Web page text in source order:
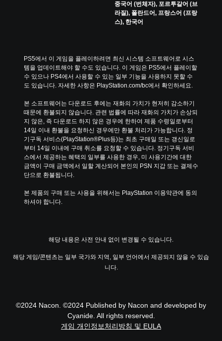
중국어 (번체자), 포르투갈어 (브
라질), 폴란드어, 프랑스어 (프랑
스), 한국어
PS5에서 이 게임을 플레이하려면 최신 시스템 소프트웨어로 시스
템을 업데이트해야 할 수도 있습니다. 이 게임은 PS5에서 플레이할
수 있으나 PS4에서 사용할 수 있는 일부 기능을 사용하지 못할 수
도 있습니다. 자세한 사항은 PlayStation.com/bc에서 확인하세요.
본 소프트웨어는 다운로드 후에는 재화의 가치가 현저히 감소하기
때문에 환불되지 않습니다. 관련 법률에 따라 재화의 가치가 손상되
지 않은, 즉 다운로드 하지 않은 경우에 한하여 제품 수령일로부터
14일 이내 환불을 요청하신 경우에만 환불 처리가 가능합니다. 정
기구독 서비스(PlayStation®Plus등)는 최초 구매일 또는 갱신일로
부터 14일 이내에 구매 취소를 요청할 수 있습니다. 정기구독 서비
스에서 제공하는 혜택의 일부를 사용한 경우, 미 사용기간에 대한
금액이 구매 금액에서 일할 계산되어 본인의 PSN 지갑 또는 결제수
단으로 환불됩니다.
본 제품의 구매 또는 사용을 위해서는 PlayStation 이용약관에 동의
하셔야 합니다.
해당 내용은 사전 안내 없이 변경될 수 있습니다.
해당 게임/콘텐츠는 일부 국가와 지역, 일부 언어에서 제공되지 않을 수 있습
니다.
©2024 Nacon. ©2024 Published by Nacon and developed by
Cyanide. All rights reserved.
게임 개인정보처리방침 및 EULA